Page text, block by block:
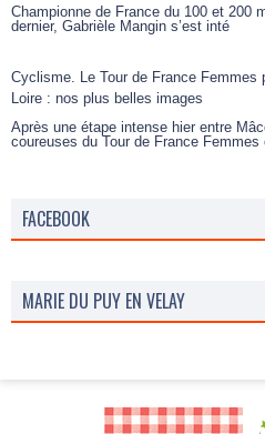
Championne de France du 100 et 200
dernier, Gabrièle Mangin s’est inté
Cyclisme. Le Tour de France Femmes
Loire : nos plus belles images
Après une étape intense hier entre
coureuses du Tour de France Femmes
FACEBOOK
MARIE DU PUY EN VELAY